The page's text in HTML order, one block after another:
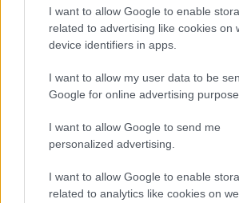
I want to allow Google to enable
related to advertising like cookies on
device identifiers in apps.
I want to allow my user data to be
Google for online advertising
I want to allow Google to send me
personalized advertising.
I want to allow Google to enable
related to analytics like cookies on